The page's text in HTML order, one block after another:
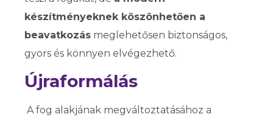
készítményeknek köszönhetően a
beavatkozás meglehetősen biztonságos,
gyors és könnyen elvégezhető.
Újraformálás
A fog alakjának megváltoztatásához a